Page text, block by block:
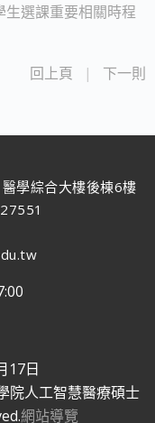
生選課重要相關時程
回上頁 | 下一則
學綜合大樓後棟6樓
17日
人工智慧醫療碩士
網站導覽